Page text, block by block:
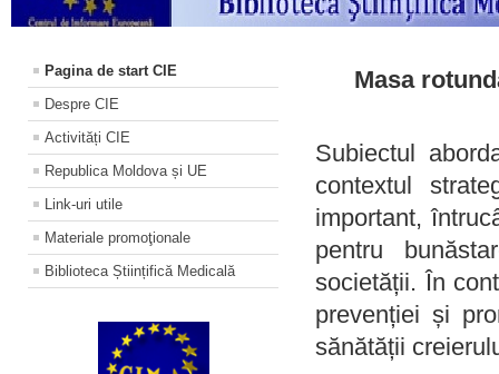
Pagina de start CIE
Despre CIE
Activități CIE
Republica Moldova și UE
Link-uri utile
Materiale promoţionale
Biblioteca Științifică Medicală
Masa
Subiectul
contextul
important,
pentru
societății. În
prevenției și
sănătății